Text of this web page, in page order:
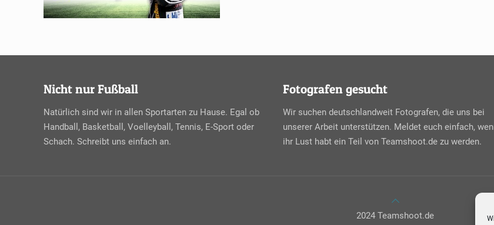
Nicht nur Fußball
Natürlich sind wir in allen Sportarten zu Hause. Egal ob
Handball, Basketball, Voelleyball, Tennis, E-Sport oder
Schach. Schreibt uns einfach an.
Fotografen gesucht
Wir suchen deutschlandweit Fotografen, die uns bei
unserer Arbeit unterstützen. Meldet euch einfach,
ihr Lust habt ein Teil von Teamshoot.de zu werden.
2024 Teamshoot.de